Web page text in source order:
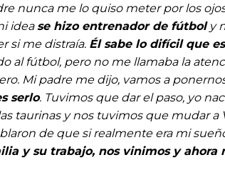
nunca me lo quiso meter por los
idease hizo entrenador de fútboly
si me distraía. Él sabe lo difícil que
al fútbol, pero no me llamaba la
Mi padre me dijo, vamos a
serlo. Tuvimos que dar el paso, yo
taurinas y nos tuvimos que mudar
de que si realmente era mi
y su trabajo, nos vinimos y ahora